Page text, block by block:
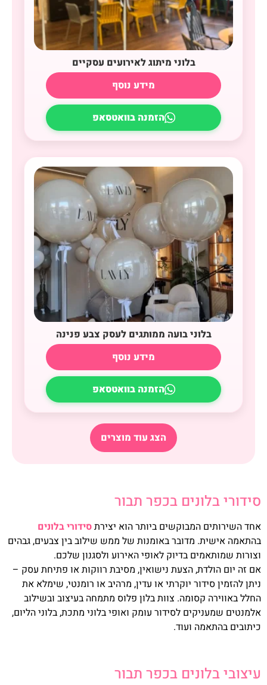
בלוני מיתוג לאירועים עסקיים
מידע נוסף
הזמנה בוואטסאפ
בלוני בועה ממותגים לעסק צבע פנינה
מידע נוסף
הזמנה בוואטסאפ
הצג עוד מוצרים
סידורי בלונים בכפר תבור
אחד השירותים המבוקשים ביותר הוא יצירתסידורי בלונים
בהתאמה אישית. מדובר באומנות של ממש שילוב בין צבעים, גבהים
וצורות שמותאמים בדיוק לאופי האירוע ולסגנון שלכם.
אם זה יום הולדת, הצעת נישואין, מסיבת רווקות או פתיחת עסק –
ניתן להזמין סידור יוקרתי או עדין, מרהיב או רומנטי, שימלא את
החלל באווירה קסומה. צוות בלון פלוס מתמחה בעיצוב ובשילוב
אלמנטים שמעניקים לסידור עומק ואופי בלוני מתכת, בלוני הליום,
כיתובים בהתאמה ועוד.
עיצובי בלונים בכפר תבור